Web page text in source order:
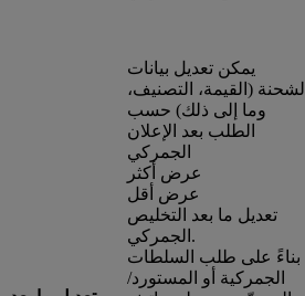
يمكن تعديل بيانات
الشحنة (القيمة، التصنيف،
وما إلى ذلك) حسب
الطلب بعد الإعلان
الجمركي
عرض أكثر
عرض أقل
تعديل ما بعد التخليص
الجمركي.
بناءً على طلب السلطات
الجمركية أو المستورد/